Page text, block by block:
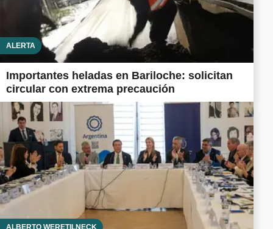
ALERTA
Importantes heladas en Bariloche: solicitan
circular con extrema precaución